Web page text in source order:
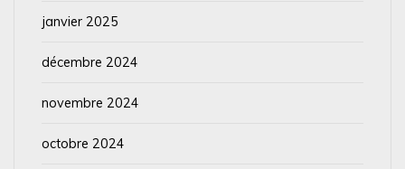
janvier 2025
décembre 2024
novembre 2024
octobre 2024